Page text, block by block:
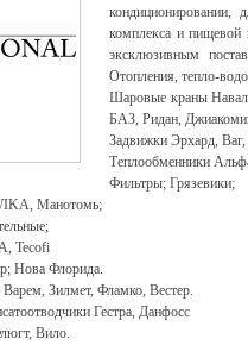
кондиционировании,
комплекса и
эксклюзивным
Отопления, тепло-
Шаровые краны
БАЗ, Ридан,
Задвижки Эрхард,
Теплообменники
Фильтры; Грязевики;
Манотомь;
Tecofi
Нова Флорида.
Зилмет, Фламко, Вестер.
Гестра, Данфосс
Вило.